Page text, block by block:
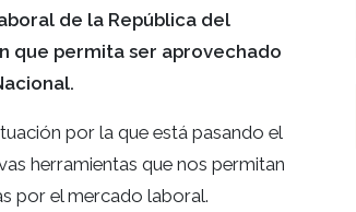
de la República del
que permita ser aprovechado
por la que está pasando el
herramientas que nos permitan
por el mercado laboral.